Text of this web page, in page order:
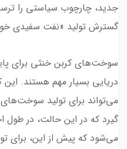
جدید، چارچوب سیاستی را
گسترش تولید «نفت سفیدی
سوخت‌های کربن خنثی برای
دریایی بسیار مهم هستند. این
می‌تواند برای تولید سوخت‌های
می‌شود که پیش از این، برای